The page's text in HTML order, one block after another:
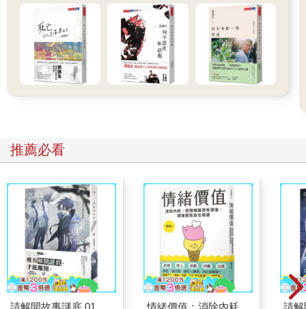
推薦必看
請解開故事謎底 01
情緒價值：消除內耗，
請解